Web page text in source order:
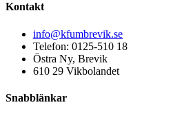
Kontakt
info@kfumbrevik.se
Telefon: 0125-510 18
Östra Ny, Brevik
610 29 Vikbolandet
Snabblänkar